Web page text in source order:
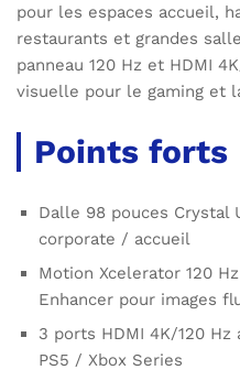
pour les espaces accueil,
restaurants et grandes
panneau 120 Hz et HDMI
visuelle pour le gaming et
Points forts
Dalle 98 pouces Crystal
corporate / accueil
Motion Xcelerator 120
Enhancer pour images
3 ports HDMI 4K/120
PS5 / Xbox Series